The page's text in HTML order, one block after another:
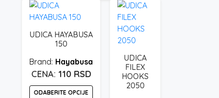
Ovaj
proizvod
više
Opcije
mogu
biti
proizvod
više
Opcije
mogu
biti
UDICA HAYABUSA
150
Hayabusa
110 RSD
ODABERITE OPCIJE
UDICA
FILEX
HOOKS
2050